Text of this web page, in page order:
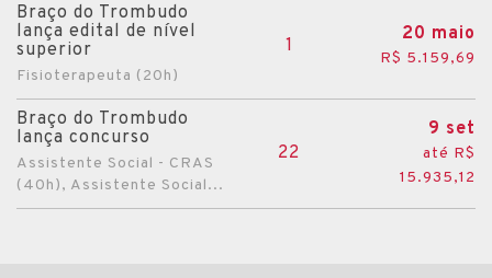
Braço do Trombudo
lança edital de nível
superior
Fisioterapeuta (20h)
1
20 maio
R$ 5.159,69
Braço do Trombudo
lança concurso
Assistente Social - CRAS
(40h), Assistente Social...
22
9 set
até R$
15.935,12